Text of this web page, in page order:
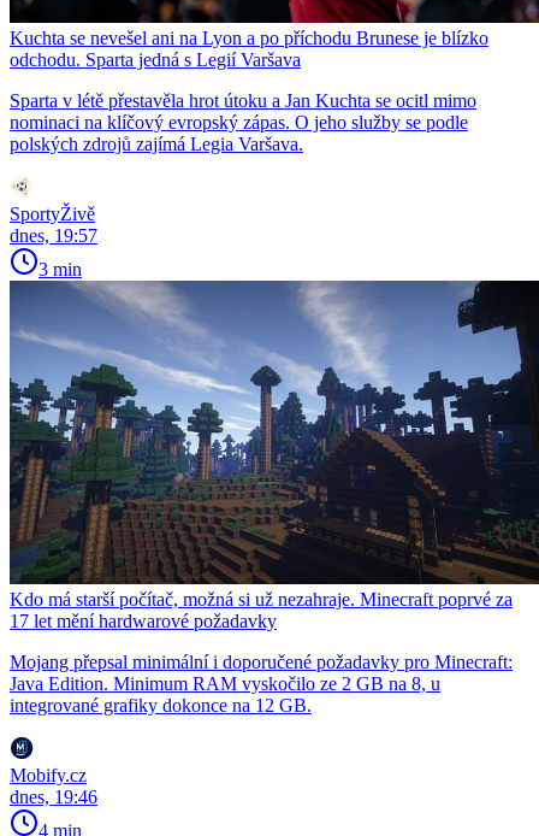
Kuchta se nevešel ani na Lyon a po příchodu Brunese je blízko
odchodu. Sparta jedná s Legií Varšava
Sparta v létě přestavěla hrot útoku a Jan Kuchta se ocitl mimo
nominaci na klíčový evropský zápas. O jeho služby se podle
polských zdrojů zajímá Legia Varšava.
SportyŽivě
dnes, 19:57
3 min
Kdo má starší počítač, možná si už nezahraje. Minecraft poprvé za
17 let mění hardwarové požadavky
Mojang přepsal minimální i doporučené požadavky pro Minecraft:
Java Edition. Minimum RAM vyskočilo ze 2 GB na 8, u
integrované grafiky dokonce na 12 GB.
Mobify.cz
dnes, 19:46
4 min